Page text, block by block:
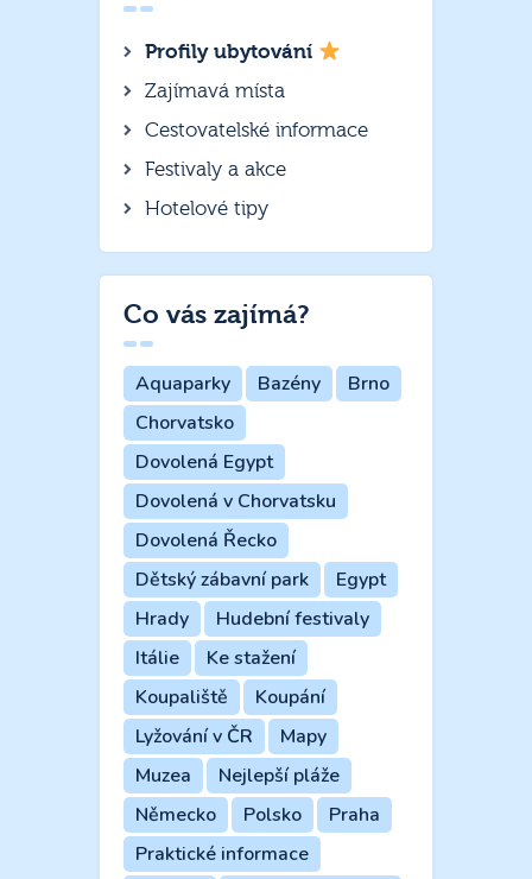
Profily ubytování
Zajímavá místa
Cestovatelské informace
Festivaly a akce
Hotelové tipy
Co vás zajímá?
Aquaparky Bazény
Brno
Chorvatsko
Dovolená Egypt
Dovolená v Chorvatsku
Dovolená Řecko
Dětský zábavní park
Egypt
Hrady
Hudební festivaly
Itálie
Ke stažení
Koupaliště
Koupání
Lyžování v ČR
Mapy
Muzea
Nejlepší pláže
Německo
Polsko
Praha
Praktické informace